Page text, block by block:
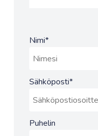
Nimi*
Sähköposti*
Puhelin